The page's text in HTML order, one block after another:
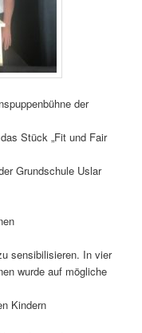
der
Stück „Fit und Fair
Grundschule Uslar
sensibilisieren. In vier
wurde auf mögliche
Kindern